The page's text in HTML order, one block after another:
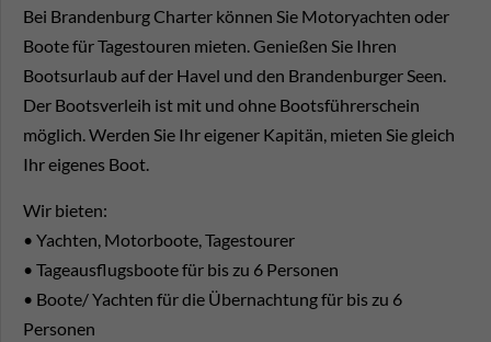
Bei Brandenburg Charter können Sie Motoryachten oder
Boote für Tagestouren mieten. Genießen Sie Ihren
Bootsurlaub auf der Havel und den Brandenburger Seen.
Der Bootsverleih ist mit und ohne Bootsführerschein
möglich. Werden Sie Ihr eigener Kapitän, mieten Sie gleich
Ihr eigenes Boot.
Wir bieten:
• Yachten, Motorboote, Tagestourer
• Tageausflugsboote für bis zu 6 Personen
• Boote/ Yachten für die Übernachtung für bis zu 6
Personen